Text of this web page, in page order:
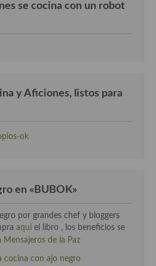
se cocina con un robot
y Aficiones, listos para
en «BUBOK»
por grandes chef y bloggers
aqui el libro , los beneficios se
Mensajeros de la Paz